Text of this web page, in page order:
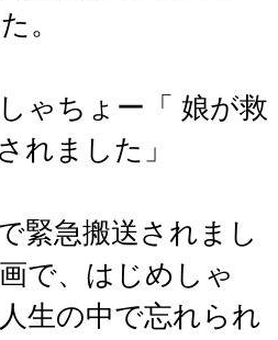
。
ゃちょー「 娘が救
れました」
緊急搬送されまし
で、はじめしゃ
生の中で忘れられ